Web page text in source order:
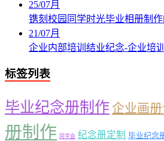
25/07月
镌刻校园同学时光毕业相册制
21/07月
企业内部培训结业纪念-企业培
标签列表
毕业纪念册制作 企业画
册制作
同学会 纪念册定制 毕业纪念